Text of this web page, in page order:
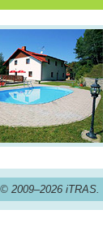
© 2009–2026 iTRAS.